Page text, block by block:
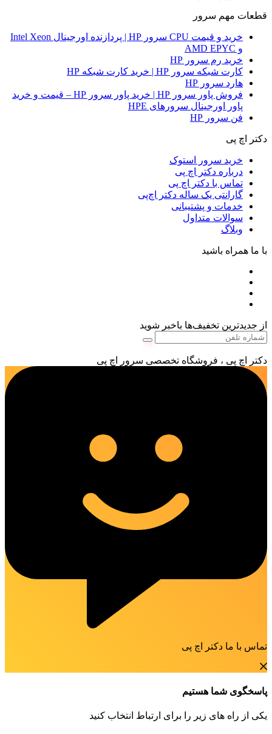
قطعات مهم سرور
خرید و قیمت CPU سرور HP | پردازنده اورجینال Intel Xeon
و AMD EPYC
خرید رم سرور HP
کارت شبکه سرور HP | خرید کارت شبکه HP
هارد سرور HP
فروش پاور سرور HP | خرید پاور سرور HP – قیمت و خرید
پاور اورجینال سرورهای HPE
فن سرور HP
دکتر اچ پی
خرید سرور استوک
درباره دکتر اچ پی
تماس با دکتر اچ پی
گارانتی یک ساله دکتر اچ‌پی
خدمات و پشتیبانی
سوالات متداول
وبلاگ
با ما همراه باشید
از جدیدترین تخفیف‌ها باخبر شوید
دکتر اچ پی ، فروشگاه تخصصی سرور اچ پی
تماس با ما دکتر اچ پی
پاسخگوی شما هستیم
یکی از راه های زیر را برای ارتباط انتخاب کنید